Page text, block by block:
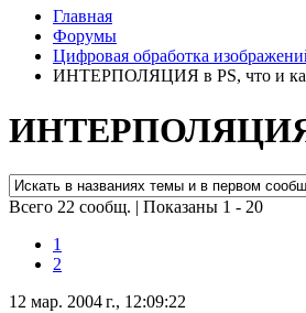
Главная
Форумы
Цифровая обработка
ИНТЕРПОЛЯЦИЯ в PS, что и
ИНТЕРПОЛЯЦИЯ в
Всего 22 сообщ. | Показаны 1 - 20
1
2
12 мар. 2004 г., 12:09:22